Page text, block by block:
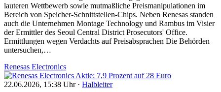
lauteren Wettbewerb sowie mutmaßliche Preismanipulationen im
Bereich von Speicher-Schnittstellen-Chips. Neben Renesas standen
auch die Unternehmen Montage Technology und Rambus im Visier
der Ermittler des Seoul Central District Prosecutors' Office.
Ermittlungen wegen Verdachts auf Preisabsprachen Die Behörden
untersuchen,…
Renesas Electronics
22.06.2026, 15:38 Uhr · Halbleiter